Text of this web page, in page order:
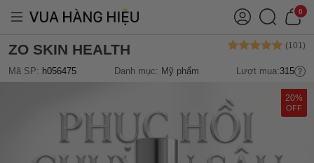
0
ZO SKIN HEALTH
Mã SP: h056475 Danh mục: Mỹ phẩm Lượt mua:315
20%
OFF